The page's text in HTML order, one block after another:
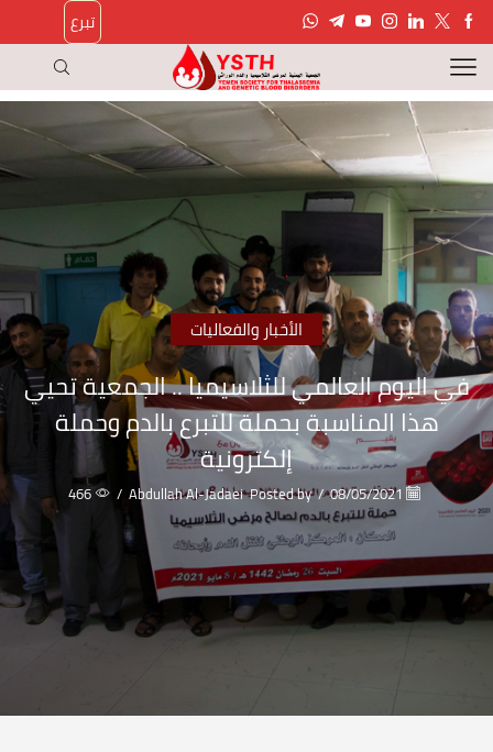
تبرع
الأخبار والفعاليات
في اليوم العالمي للثلاسيميا .. الجمعية تحيي
هذا المناسبة بحملة للتبرع بالدم وحملة
إلكترونية
/
Posted by
Abdullah Al-Jadaei
/
466